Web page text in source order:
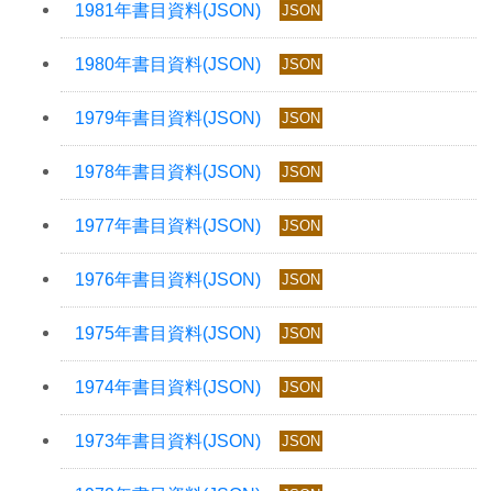
JSON
JSON
JSON
JSON
JSON
JSON
JSON
JSON
JSON